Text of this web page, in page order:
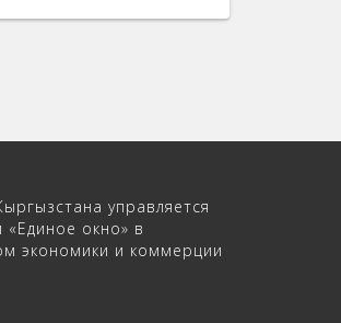
управляется
окно» в
экономики и коммерции